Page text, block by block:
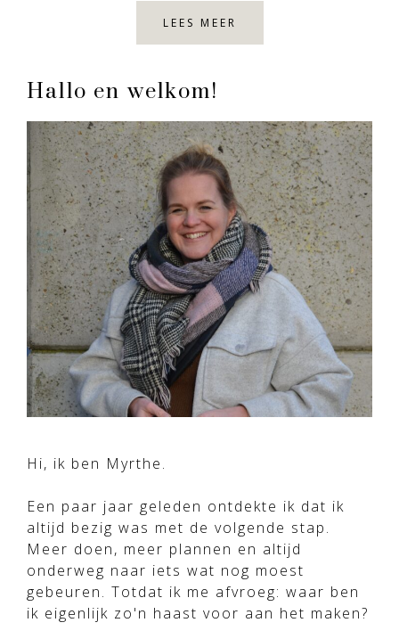
LEES MEER
Primary
Sidebar
Hallo en welkom!
Hi, ik ben Myrthe.
Een paar jaar geleden ontdekte ik dat ik
altijd bezig was met de volgende stap.
Meer doen, meer plannen en altijd
onderweg naar iets wat nog moest
gebeuren. Totdat ik me afvroeg: waar ben
ik eigenlijk zo'n haast voor aan het maken?